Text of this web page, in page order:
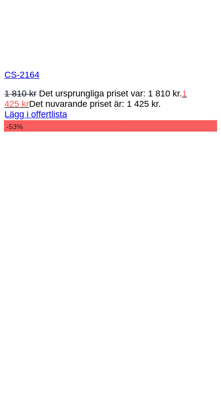
CS-2164
1 810kr Det ursprungliga priset var: 1 810 kr.1
425 krDet nuvarande priset är: 1 425 kr.
Lägg i offertlista
-53%